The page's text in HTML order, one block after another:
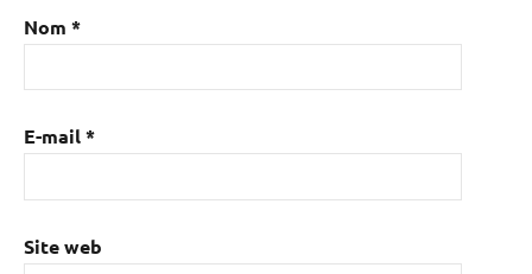
Nom *
E-mail*
Site web